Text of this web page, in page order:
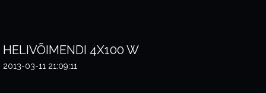
HELIVÕIMENDI 4X100 W
2013-03-11 21:09:11